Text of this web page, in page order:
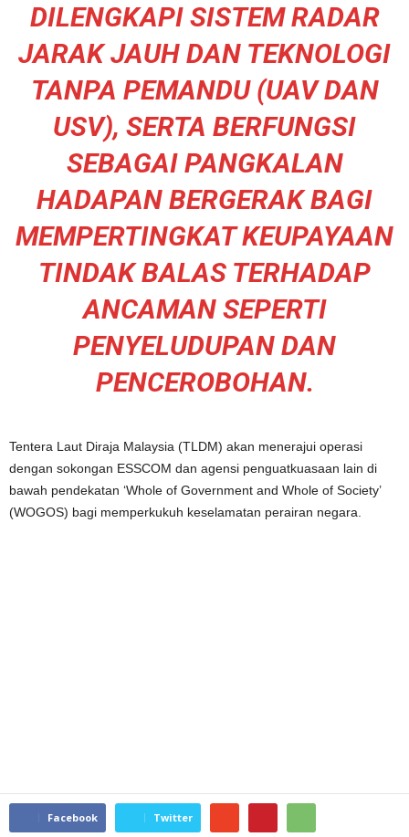
DILENGKAPI SISTEM RADAR
JARAK JAUH DAN TEKNOLOGI
TANPA PEMANDU (UAV DAN
USV), SERTA BERFUNGSI
SEBAGAI PANGKALAN
HADAPAN BERGERAK BAGI
MEMPERTINGKAT KEUPAYAAN
TINDAK BALAS TERHADAP
ANCAMAN SEPERTI
PENYELUDUPAN DAN
PENCEROBOHAN.
Tentera Laut Diraja Malaysia (TLDM) akan menerajui operasi
dengan sokongan ESSCOM dan agensi penguatkuasaan lain di
bawah pendekatan ‘Whole of Government and Whole of Society’
(WOGOS) bagi memperkukuh keselamatan perairan negara.
Facebook Twitter